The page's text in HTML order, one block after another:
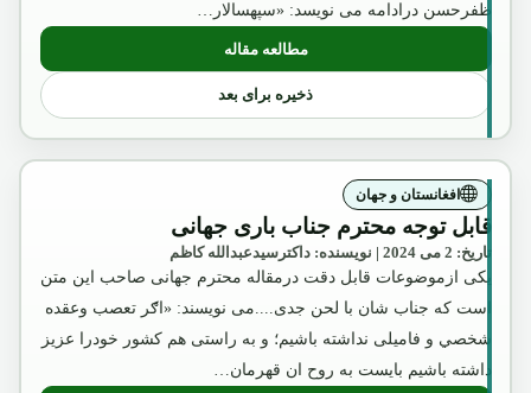
ظفرحسن درادامه می نویسد: «سپهسالار…
مطالعه مقاله: قابل توجه محترم جناب باری جهانی
ذخیره برای بعد
افغانستان و جهان
قابل توجه محترم جناب باری جهانی
تاریخ: 2 می 2024 | نویسنده: داکترسیدعبدالله کاظم
یکی ازموضوعات قابل دقت درمقاله محترم جهانی صاحب این متن
است که جناب شان با لحن جدی....می نویسند: «اګر تعصب وعقده
شخصي و فامیلی نداشته باشیم؛ و به راستی هم کشور خودرا عزیز
داشته باشیم بایست به روح ان قهرمان…